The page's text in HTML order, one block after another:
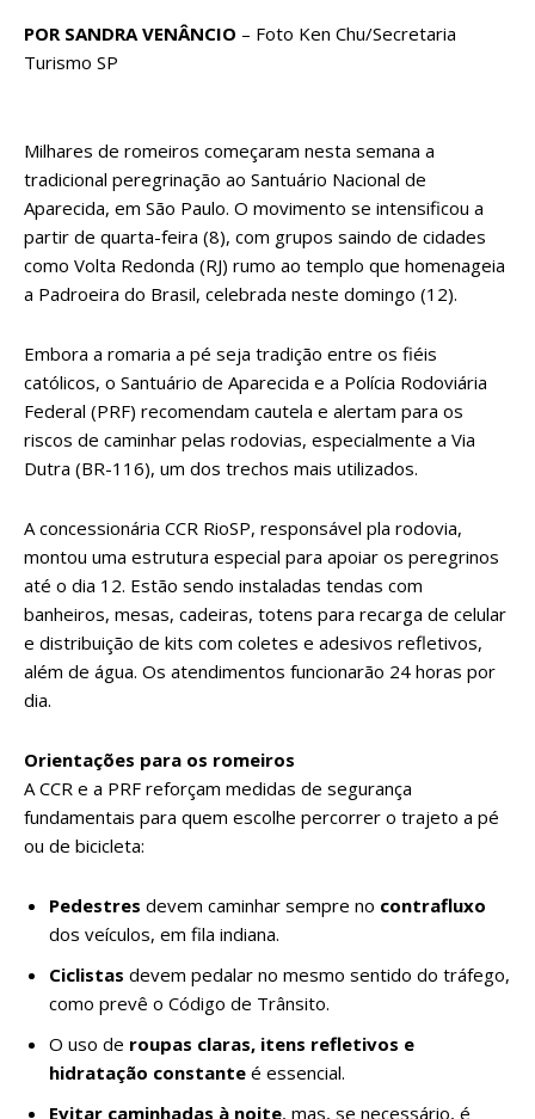
POR SANDRA VENÂNCIO – Foto Ken Chu/Secretaria
Turismo SP
Milhares de romeiros começaram nesta semana a
tradicional peregrinação ao Santuário Nacional de
Aparecida, em São Paulo. O movimento se intensificou a
partir de quarta-feira (8), com grupos saindo de cidades
como Volta Redonda (RJ) rumo ao templo que homenageia
a Padroeira do Brasil, celebrada neste domingo (12).
Embora a romaria a pé seja tradição entre os fiéis
católicos, o Santuário de Aparecida e a Polícia Rodoviária
Federal (PRF) recomendam cautela e alertam para os
riscos de caminhar pelas rodovias, especialmente a Via
Dutra (BR-116), um dos trechos mais utilizados.
A concessionária CCR RioSP, responsável pla rodovia,
montou uma estrutura especial para apoiar os peregrinos
até o dia 12. Estão sendo instaladas tendas com
banheiros, mesas, cadeiras, totens para recarga de celular
e distribuição de kits com coletes e adesivos refletivos,
além de água. Os atendimentos funcionarão 24 horas por
dia.
Orientações para os romeiros
A CCR e a PRF reforçam medidas de segurança
fundamentais para quem escolhe percorrer o trajeto a pé
ou de bicicleta:
Pedestres devem caminhar sempre no contrafluxo
dos veículos, em fila indiana.
Ciclistas devem pedalar no mesmo sentido do tráfego,
como prevê o Código de Trânsito.
O uso de roupas claras, itens refletivos e
hidratação constante é essencial.
Evitar caminhadas à noite, mas, se necessário, é